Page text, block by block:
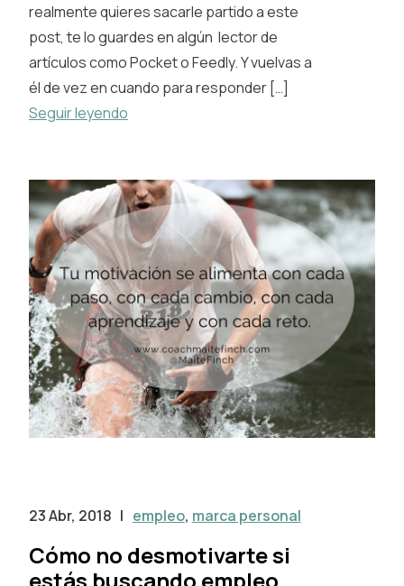
realmente quieres sacarle partido a este
post, te lo guardes en algún lector de
artículos como Pocket o Feedly. Y vuelvas a
él de vez en cuando para responder […]
Seguir leyendo
23 Abr, 2018 | empleo, marca personal
Cómo no desmotivarte si